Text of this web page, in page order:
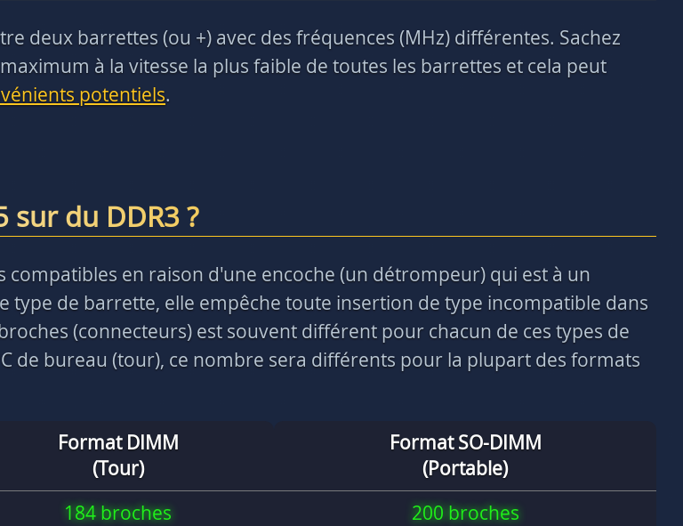
deux barrettes (ou +) avec des fréquences (MHz) différentes. Sachez
à la vitesse la plus faible de toutes les barrettes et cela peut
potentiels.
sur du DDR3 ?
compatibles en raison d'une encoche (un détrompeur) qui est à un
de barrette, elle empêche toute insertion de type incompatible dans
(connecteurs) est souvent différent pour chacun de ces types de
de bureau (tour), ce nombre sera différents pour la plupart des formats
Format DIMM
(Tour)
Format SO-DIMM
(Portable)
184 broches
200 broches